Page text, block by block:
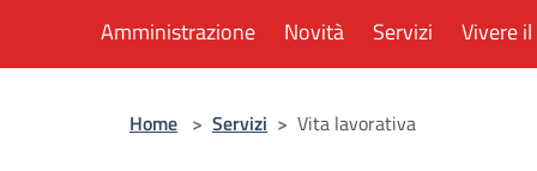
Amministrazione Novità Servizi Vivere
Home > Servizi > Vita lavorativa